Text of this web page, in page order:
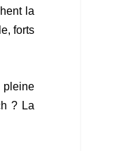
la
forts
pleine
? La